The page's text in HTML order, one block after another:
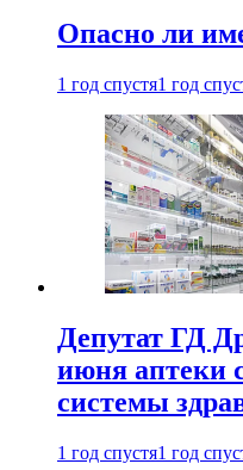
Опасно ли
1 год спустя1 год
Депутат ГД
июня аптеки
системы
1 год спустя1 год